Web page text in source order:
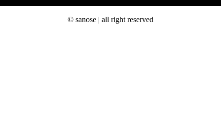
© sanose | all right reserved